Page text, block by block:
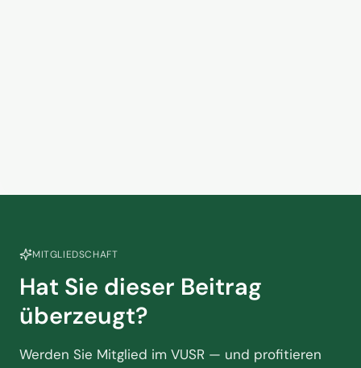
MITGLIEDSCHAFT
Hat Sie dieser Beitrag
überzeugt?
Werden Sie Mitglied im VUSR — und profitieren